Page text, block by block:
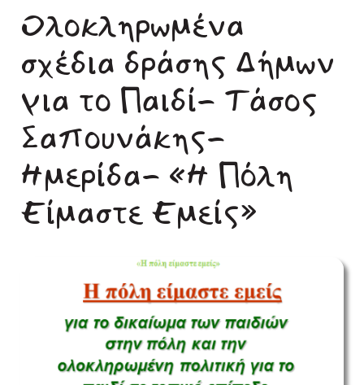
Ολοκληρωμένα
σχέδια δράσης Δήμων
για το Παιδί- Τάσος
Σαπουνάκης-
Ημερίδα- «Η Πόλη
Είμαστε Εμείς»